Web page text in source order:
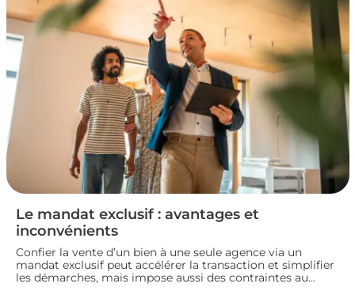
Le mandat exclusif : avantages et
inconvénients
Confier la vente d’un bien à une seule agence via un
mandat exclusif peut accélérer la transaction et simplifier
les démarches, mais impose aussi des contraintes au